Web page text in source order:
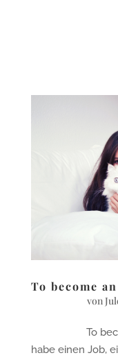
To become
von
To become
habe einen Job,